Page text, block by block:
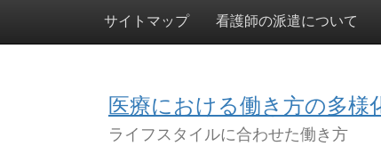
サイトマップ 看護師の派遣について
医療における働き方の多様
ライフスタイルに合わせた働き方